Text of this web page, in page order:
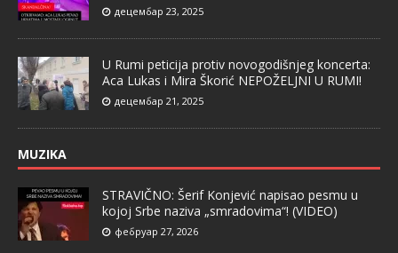
децембар 23, 2025
U Rumi peticija protiv novogodišnjeg koncerta:
Aca Lukas i Mira Škorić NEPOŽELJNI U RUMI!
децембар 21, 2025
MUZIKA
STRAVIČNO: Šerif Konjević napisao pesmu u
kojoj Srbe naziva „smradovima“! (VIDEO)
фебруар 27, 2026